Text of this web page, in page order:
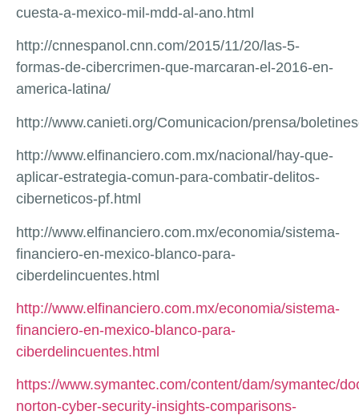
cuesta-a-mexico-mil-mdd-al-ano.html
http://cnnespanol.cnn.com/2015/11/20/las-5-
formas-de-cibercrimen-que-marcaran-el-2016-en-
america-latina/
http://www.canieti.org/Comunicacion/prensa/
http://www.elfinanciero.com.mx/nacional/hay-que-
aplicar-estrategia-comun-para-combatir-delitos-
ciberneticos-pf.html
http://www.elfinanciero.com.mx/economia/sistema-
financiero-en-mexico-blanco-para-
ciberdelincuentes.html
http://www.elfinanciero.com.mx/economia/sistema-
financiero-en-mexico-blanco-para-
ciberdelincuentes.html
https://www.symantec.com/content/dam/symantec/
norton-cyber-security-insights-comparisons-